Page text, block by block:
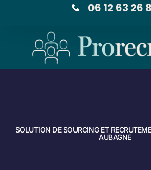
06 12 63 26
SOLUTION DE SOURCING ET
AUBAGNE